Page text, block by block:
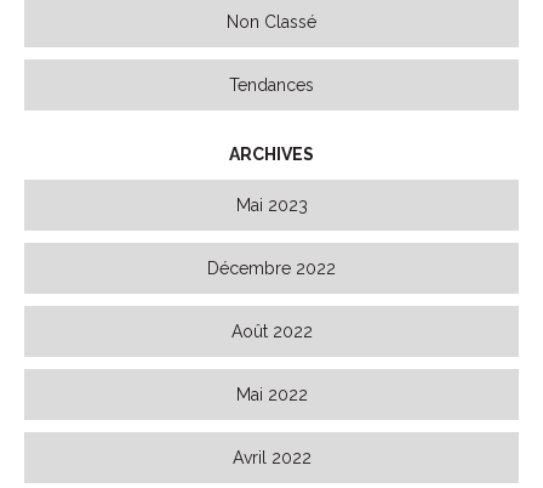
Non Classé
Tendances
ARCHIVES
Mai 2023
Décembre 2022
Août 2022
Mai 2022
Avril 2022